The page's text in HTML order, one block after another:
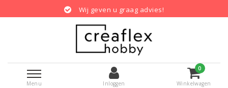
Wij geven u graag advies!
Menu Inloggen
0
Winkelwagen